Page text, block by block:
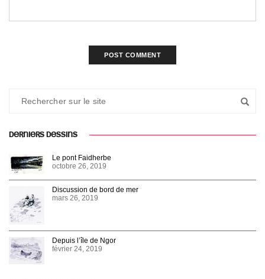
DERNIERS DESSINS
Le pont Faidherbe
octobre 26, 2019
Discussion de bord de mer
mars 26, 2019
Depuis l’île de Ngor
février 24, 2019